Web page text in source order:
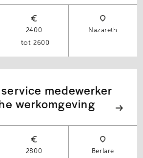
2400
2600
Nazareth
medewerker
werkomgeving
2800
Berlare